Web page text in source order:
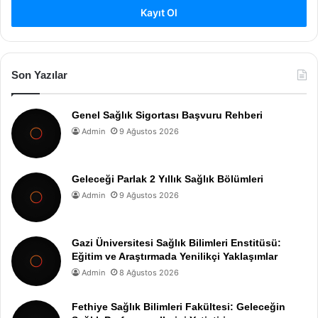
Kayıt Ol
Son Yazılar
Genel Sağlık Sigortası Başvuru Rehberi
Admin 9 Ağustos 2026
Geleceği Parlak 2 Yıllık Sağlık Bölümleri
Admin 9 Ağustos 2026
Gazi Üniversitesi Sağlık Bilimleri Enstitüsü:
Eğitim ve Araştırmada Yenilikçi Yaklaşımlar
Admin 8 Ağustos 2026
Fethiye Sağlık Bilimleri Fakültesi: Geleceğin